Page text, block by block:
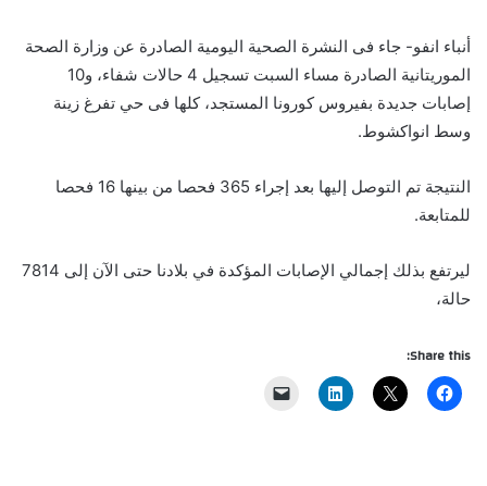
أنباء انفو- جاء فى النشرة الصحية اليومية الصادرة عن وزارة الصحة
الموريتانية الصادرة مساء السبت تسجيل 4 حالات شفاء، و10
إصابات جديدة بفيروس كورونا المستجد، كلها فى حي تفرغ زينة
وسط انواكشوط.
النتيجة تم التوصل إليها بعد إجراء 365 فحصا من بينها 16 فحصا
للمتابعة.
ليرتفع بذلك إجمالي الإصابات المؤكدة في بلادنا حتى الآن إلى 7814
حالة،
Share this: